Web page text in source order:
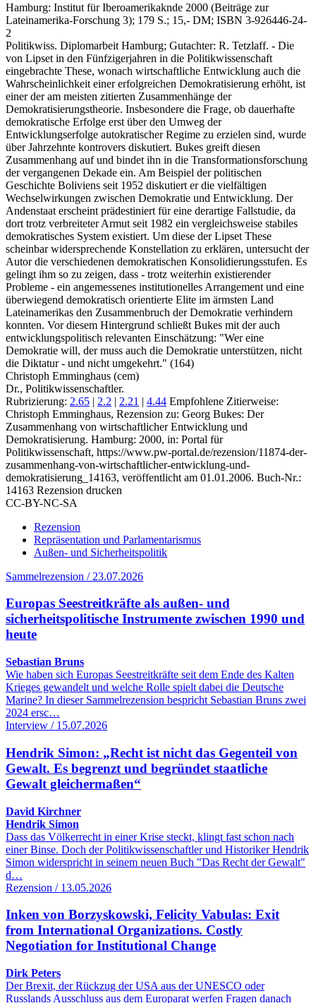
Hamburg: Institut für Iberoamerikaknde 2000 (Beiträge zur
Lateinamerika-Forschung 3); 179 S.; 15,- DM; ISBN 3-926446-24-
2
Politikwiss. Diplomarbeit Hamburg; Gutachter: R. Tetzlaff. - Die
von Lipset in den Fünfzigerjahren in die Politikwissenschaft
eingebrachte These, wonach wirtschaftliche Entwicklung auch die
Wahrscheinlichkeit einer erfolgreichen Demokratisierung erhöht, ist
einer der am meisten zitierten Zusammenhänge der
Demokratisierungstheorie. Insbesondere die Frage, ob dauerhafte
demokratische Erfolge erst über den Umweg der
Entwicklungserfolge autokratischer Regime zu erzielen sind, wurde
über Jahrzehnte kontrovers diskutiert. Bukes greift diesen
Zusammenhang auf und bindet ihn in die Transformationsforschung
der vergangenen Dekade ein. Am Beispiel der politischen
Geschichte Boliviens seit 1952 diskutiert er die vielfältigen
Wechselwirkungen zwischen Demokratie und Entwicklung. Der
Andenstaat erscheint prädestiniert für eine derartige Fallstudie, da
dort trotz verbreiteter Armut seit 1982 ein vergleichsweise stabiles
demokratisches System existiert. Um diese der Lipset These
scheinbar widersprechende Konstellation zu erklären, untersucht der
Autor die verschiedenen demokratischen Konsolidierungsstufen. Es
gelingt ihm so zu zeigen, dass - trotz weiterhin existierender
Probleme - ein angemessenes institutionelles Arrangement und eine
überwiegend demokratisch orientierte Elite im ärmsten Land
Lateinamerikas den Zusammenbruch der Demokratie verhindern
konnten. Vor diesem Hintergrund schließt Bukes mit der auch
entwicklungspolitisch relevanten Einschätzung: "Wer eine
Demokratie will, der muss auch die Demokratie unterstützen, nicht
die Diktatur - und nicht umgekehrt." (164)
Christoph Emminghaus (cem)
Dr., Politikwissenschaftler.
Rubrizierung: 2.65 | 2.2 | 2.21 | 4.44 Empfohlene Zitierweise:
Christoph Emminghaus, Rezension zu: Georg Bukes: Der
Zusammenhang von wirtschaftlicher Entwicklung und
Demokratisierung. Hamburg: 2000, in: Portal für
Politikwissenschaft, https://www.pw-portal.de/rezension/11874-der-
zusammenhang-von-wirtschaftlicher-entwicklung-und-
demokratisierung_14163, veröffentlicht am 01.01.2006. Buch-Nr.:
14163 Rezension drucken
CC-BY-NC-SA
Rezension
Repräsentation und Parlamentarismus
Außen- und Sicherheitspolitik
Sammelrezension / 23.07.2026
Europas Seestreitkräfte als außen- und
sicherheitspolitische Instrumente zwischen 1990 und
heute
Sebastian Bruns
Wie haben sich Europas Seestreitkräfte seit dem Ende des Kalten
Krieges gewandelt und welche Rolle spielt dabei die Deutsche
Marine? In dieser Sammelrezension bespricht Sebastian Bruns zwei
2024 ersc…
Interview / 15.07.2026
Hendrik Simon: „Recht ist nicht das Gegenteil von
Gewalt. Es begrenzt und begründet staatliche
Gewalt gleichermaßen“
David Kirchner
Hendrik Simon
Dass das Völkerrecht in einer Krise steckt, klingt fast schon nach
einer Binse. Doch der Politikwissenschaftler und Historiker Hendrik
Simon widerspricht in seinem neuen Buch "Das Recht der Gewalt"
d…
Rezension / 13.05.2026
Inken von Borzyskowski, Felicity Vabulas: Exit
from International Organizations. Costly
Negotiation for Institutional Change
Dirk Peters
Der Brexit, der Rückzug der USA aus der UNESCO oder
Russlands Ausschluss aus dem Europarat werfen Fragen danach